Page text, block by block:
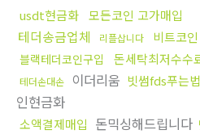
usdt현금화 모든코인 고가매입
테더송금업체 리플삽니다 비트코
블랙테더코인구입 돈세탁최저수수
테더손대손 이더리움 빗썸fds푸는법
인현금화
소액결제매입 돈믹싱해드립니다